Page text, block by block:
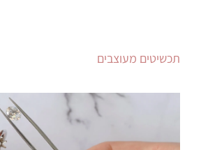
תכשיטים מעוצבים